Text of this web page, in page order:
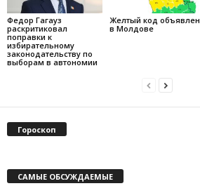
Федор Гагауз
раскритиковал
поправки к
избирательному
законодательству по
выборам в автономии
Желтый код объявлен
в Молдове
Гороскоп
САМЫЕ ОБСУЖДАЕМЫЕ